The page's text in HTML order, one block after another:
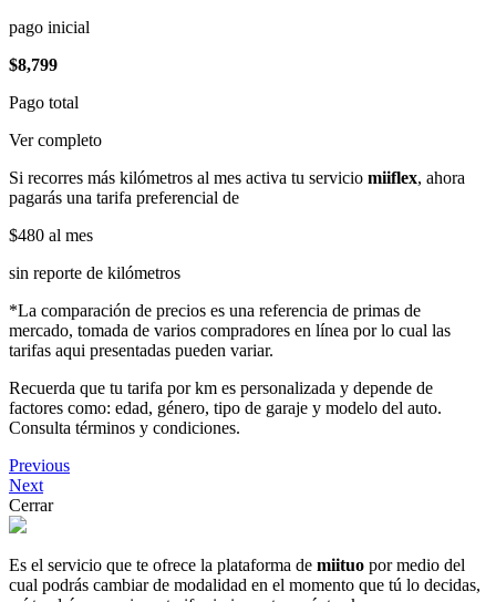
pago inicial
$8,799
Pago total
Ver completo
Si recorres más kilómetros al mes activa tu servicio miiflex, ahora
pagarás una tarifa preferencial de
$480 al mes
sin reporte de kilómetros
*La comparación de precios es una referencia de primas de
mercado, tomada de varios compradores en línea por lo cual las
tarifas aqui presentadas pueden variar.
Recuerda que tu tarifa por km es personalizada y depende de
factores como: edad, género, tipo de garaje y modelo del auto.
Consulta términos y condiciones.
Previous
Next
Cerrar
Es el servicio que te ofrece la plataforma de miituo por medio del
cual podrás cambiar de modalidad en el momento que tú lo decidas,